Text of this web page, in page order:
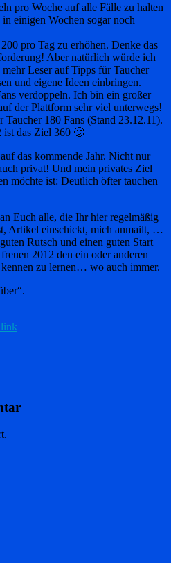
pro Woche auf alle Fälle zu halten
einigen Wochen sogar noch
pro Tag zu erhöhen. Denke das
Aber natürlich würde ich
Leser auf Tipps für Taucher
und eigene Ideen einbringen.
verdoppeln. Ich bin ein großer
der Plattform sehr viel unterwegs!
180 Fans (Stand 23.12.11).
ist das Ziel 360 🙂
das kommende Jahr. Nicht nur
privat! Und mein privates Ziel
möchte ist: Deutlich öfter tauchen
Euch alle, die Ihr hier regelmäßig
Artikel einschickt, mich anmailt, …
Rutsch und einen guten Start
2012 den ein oder anderen
zu lernen… wo auch immer.